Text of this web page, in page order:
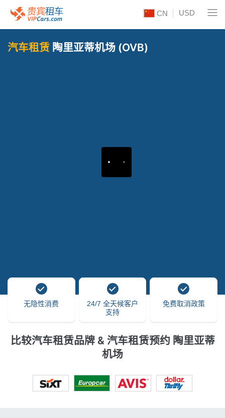
CN USD
汽车租赁 陶里亚蒂机场 (OVB)
无隐性消费
24/7 全天候客户
支持
免费取消政策
比较汽车租赁品牌 & 汽车租赁预约 陶里亚蒂
机场